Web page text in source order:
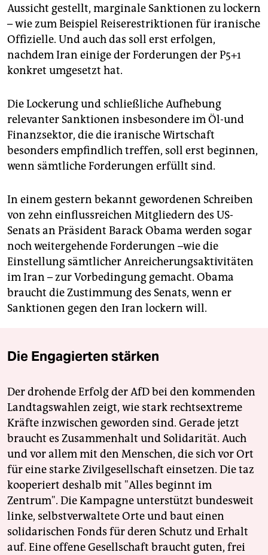
Aussicht gestellt, marginale Sanktionen zu lockern
– wie zum Beispiel Reiserestriktionen für iranische
Offizielle. Und auch das soll erst erfolgen,
nachdem Iran einige der Forderungen der P5+1
konkret umgesetzt hat.
Die Lockerung und schließliche Aufhebung
relevanter Sanktionen insbesondere im Öl-und
Finanzsektor, die die iranische Wirtschaft
besonders empfindlich treffen, soll erst beginnen,
wenn sämtliche Forderungen erfüllt sind.
In einem gestern bekannt gewordenen Schreiben
von zehn einflussreichen Mitgliedern des US-
Senats an Präsident Barack Obama werden sogar
noch weitergehende Forderungen –wie die
Einstellung sämtlicher Anreicherungsaktivitäten
im Iran – zur Vorbedingung gemacht. Obama
braucht die Zustimmung des Senats, wenn er
Sanktionen gegen den Iran lockern will.
Die Engagierten stärken
Der drohende Erfolg der AfD bei den kommenden
Landtagswahlen zeigt, wie stark rechtsextreme
Kräfte inzwischen geworden sind. Gerade jetzt
braucht es Zusammenhalt und Solidarität. Auch
und vor allem mit den Menschen, die sich vor Ort
für eine starke Zivilgesellschaft einsetzen. Die taz
kooperiert deshalb mit "Alles beginnt im
Zentrum". Die Kampagne unterstützt bundesweit
linke, selbstverwaltete Orte und baut einen
solidarischen Fonds für deren Schutz und Erhalt
auf. Eine offene Gesellschaft braucht guten, frei